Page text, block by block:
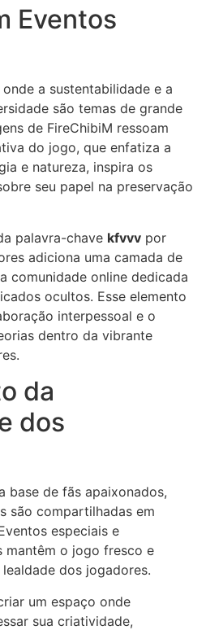
Eventos
a sustentabilidade e a
são temas de grande
de FireChibiM ressoam
do jogo, que enfatiza a
e natureza, inspira os
seu papel na preservação
palavra-chave kfvvv por
adiciona uma camada de
comunidade online dedicada
ocultos. Esse elemento
interpessoal e o
dentro da vibrante
da
dos
base de fãs apaixonados,
são compartilhadas em
especiais e
mantêm o jogo fresco e
dos jogadores.
um espaço onde
sua criatividade,